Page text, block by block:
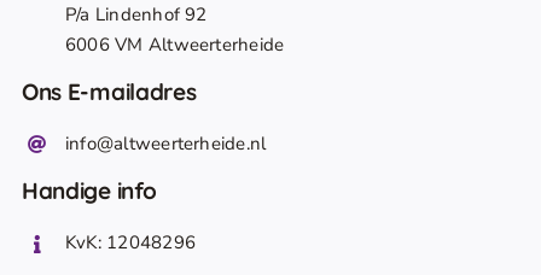
P/a Lindenhof 92
6006 VM Altweerterheide
Ons E-mailadres
info@altweerterheide.nl
Handige info
KvK: 12048296